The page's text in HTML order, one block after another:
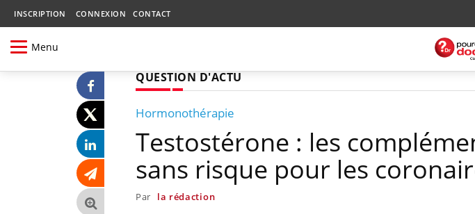
INSCRIPTION CONNEXION CONTACT
Menu
QUESTION D'ACTU
Hormonothérapie
Testostérone : les
sans risque pour les
Par la rédaction